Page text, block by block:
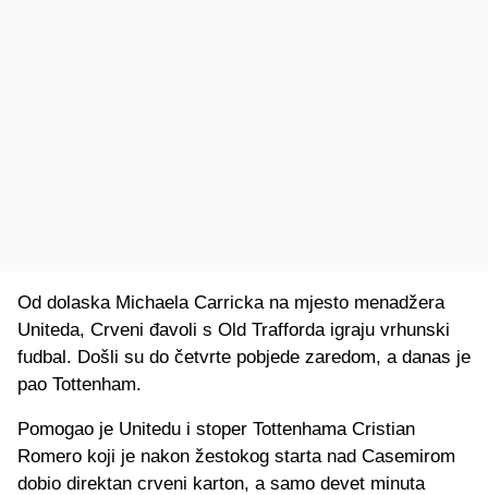
Od dolaska Michaela Carricka na mjesto menadžera
Uniteda, Crveni đavoli s Old Trafforda igraju vrhunski
fudbal. Došli su do četvrte pobjede zaredom, a danas je
pao Tottenham.
Pomogao je Unitedu i stoper Tottenhama Cristian
Romero koji je nakon žestokog starta nad Casemirom
dobio direktan crveni karton, a samo devet minuta